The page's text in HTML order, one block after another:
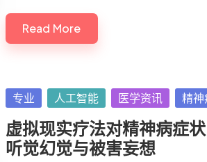
Read More
Posted
in
专业 人工智能 医学资讯 精神
虚拟现实疗法对精神病症状
听觉幻觉与被害妄想